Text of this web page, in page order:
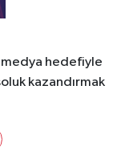
medya hedefiyle
kazandırmak